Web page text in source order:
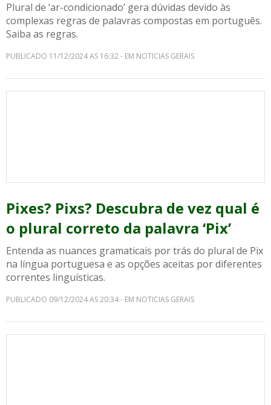
Plural de ‘ar-condicionado’ gera dúvidas devido às
complexas regras de palavras compostas em português.
Saiba as regras.
PUBLICADO 11/12/2024 AS 16:32 - EM NOTICIAS GERAIS
Pixes? Pixs? Descubra de vez qual é
o plural correto da palavra ‘Pix’
Entenda as nuances gramaticais por trás do plural de Pix
na língua portuguesa e as opções aceitas por diferentes
correntes linguísticas.
PUBLICADO 09/12/2024 AS 20:34 - EM NOTICIAS GERAIS